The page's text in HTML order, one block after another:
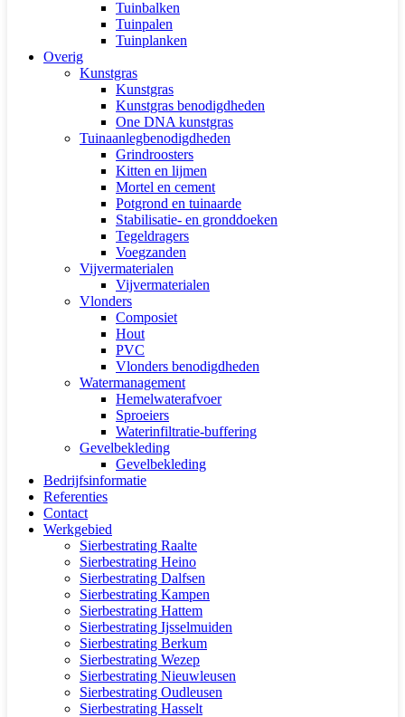
Tuinbalken
Tuinpalen
Tuinplanken
Overig
Kunstgras
Kunstgras
Kunstgras benodigdheden
One DNA kunstgras
Tuinaanlegbenodigdheden
Grindroosters
Kitten en lijmen
Mortel en cement
Potgrond en tuinaarde
Stabilisatie- en gronddoeken
Tegeldragers
Voegzanden
Vijvermaterialen
Vijvermaterialen
Vlonders
Composiet
Hout
PVC
Vlonders benodigdheden
Watermanagement
Hemelwaterafvoer
Sproeiers
Waterinfiltratie-buffering
Gevelbekleding
Gevelbekleding
Bedrijfsinformatie
Referenties
Contact
Werkgebied
Sierbestrating Raalte
Sierbestrating Heino
Sierbestrating Dalfsen
Sierbestrating Kampen
Sierbestrating Hattem
Sierbestrating Ijsselmuiden
Sierbestrating Berkum
Sierbestrating Wezep
Sierbestrating Nieuwleusen
Sierbestrating Oudleusen
Sierbestrating Hasselt